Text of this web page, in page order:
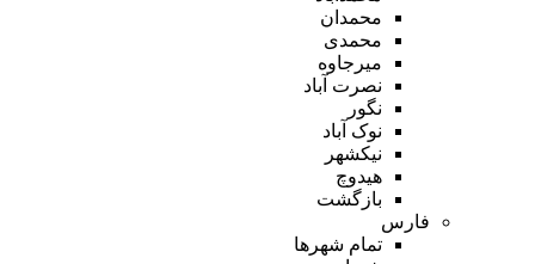
محمدان
محمدی
میرجاوه
نصرت آباد
نگور
نوک آباد
نیکشهر
هیدوچ
بازگشت
فارس
تمام شهر‌ها